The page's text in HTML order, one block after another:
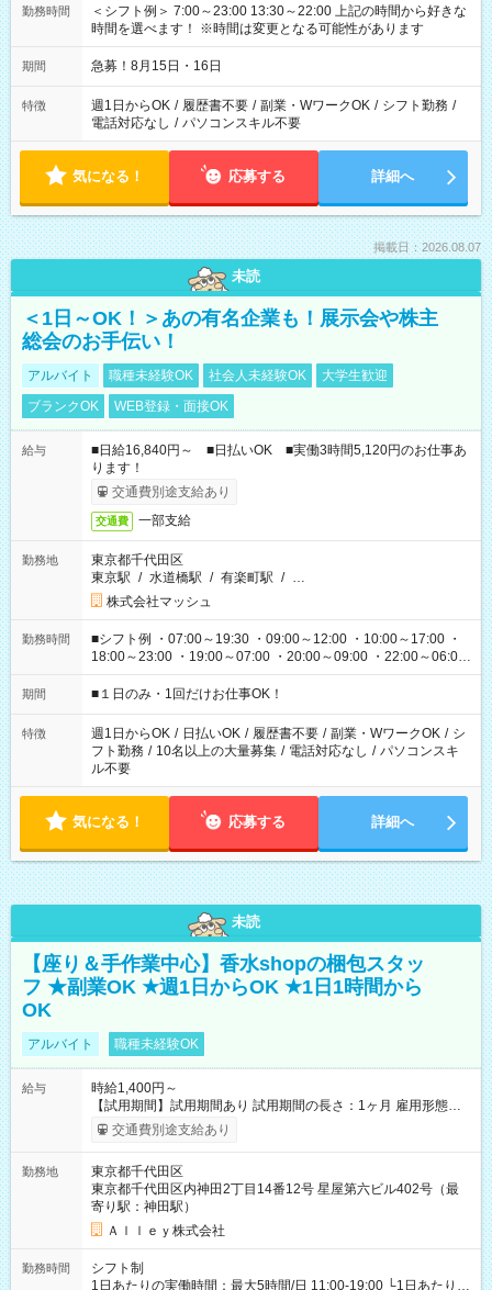
勤務時間
＜シフト例＞ 7:00～23:00 13:30～22:00 上記の時間から好きな
時間を選べます！ ※時間は変更となる可能性があります
期間 急募！8月15日・16日
特徴 週1日からOK / 履歴書不要 / 副業・WワークOK / シフト勤務 /
電話対応なし / パソコンスキル不要
気になる！ 応募する 詳細へ
掲載日：2026.08.07
未読
＜1日～OK！＞あの有名企業も！展示会や株主
総会のお手伝い！
アルバイト 職種未経験OK 社会人未経験OK
大学生歓迎
ブランクOK
WEB登録・面接OK
給与
■日給16,840円～ ■日払いOK ■実働3時間5,120円のお仕事あ
ります！
交通費別途支給あり
交通費 一部支給
勤務地
東京都千代田区
東京駅 / 水道橋駅 / 有楽町駅 / …
株式会社マッシュ
勤務時間
■シフト例 ・07:00～19:30 ・09:00～12:00 ・10:00～17:00 ・
18:00～23:00 ・19:00～07:00 ・20:00～09:00 ・22:00～06:00
etc ★最短で3時間で5,120円のお仕事から 15時間で2万円近く稼
げるお仕事も！ ご希望のお時間に合わせてご紹介！ ※シフトは
ください！
期間 ■１日のみ・1回だけお仕事OK！
特徴 週1日からOK / 日払いOK / 履歴書不要 / 副業・WワークOK / シ
フト勤務 / 10名以上の大量募集 / 電話対応なし / パソコンスキ
ル不要
気になる！ 応募する 詳細へ
未読
【座り＆手作業中心】香水shopの梱包スタッ
フ ★副業OK ★週1日からOK ★1日1時間から
OK
アルバイト 職種未経験OK
給与
時給1,400円～
【試用期間】試用期間あり 試用期間の長さ：1ヶ月 雇用形態、
給与は本採用時と同じです。
交通費別途支給あり
勤務地
東京都千代田区
東京都千代田区内神田2丁目14番12号 星屋第六ビル402号（最
寄り駅：神田駅）
Ａｌｌｅｙ株式会社
勤務時間
シフト制
1日あたりの実働時間：最大5時間/日 11:00-19:00 └1日あたりの